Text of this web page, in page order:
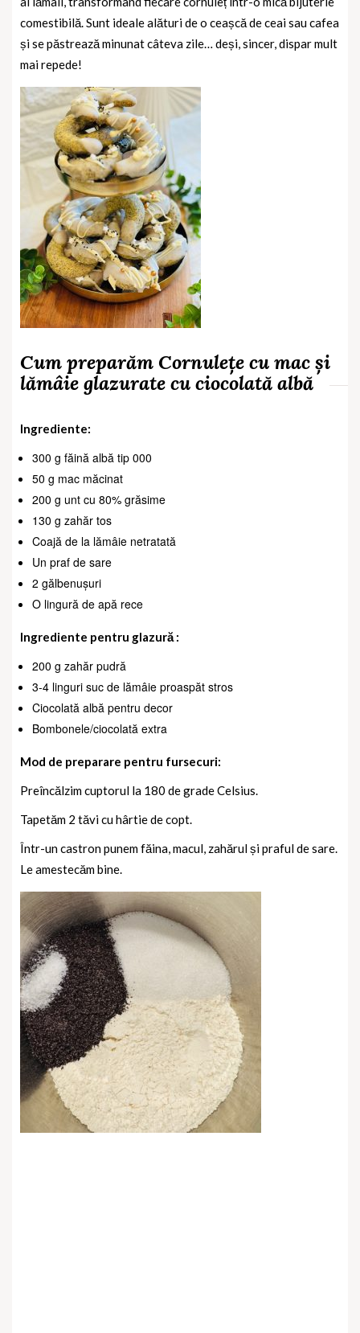
comestibilă. Sunt ideale alături de o ceașcă de ceai sau cafea
și se păstrează minunat câteva zile… deși, sincer, dispar mult
mai repede!
Cum preparăm Cornulețe cu mac și
lămâie glazurate cu ciocolată albă
Ingrediente:
300 g făină albă tip 000
50 g mac măcinat
200 g unt cu 80% grăsime
130 g zahăr tos
Coajă de la lămâie netratată
Un praf de sare
2 gălbenușuri
O lingură de apă rece
Ingrediente pentru glazură :
200 g zahăr pudră
3-4 linguri suc de lămâie proaspăt stros
Ciocolată albă pentru decor
Bombonele/ciocolată extra
Mod de preparare pentru fursecuri:
Preîncălzim cuptorul la 180 de grade Celsius.
Tapetăm 2 tăvi cu hârtie de copt.
Într-un castron punem făina, macul, zahărul și praful de sare.
Le amestecăm bine.